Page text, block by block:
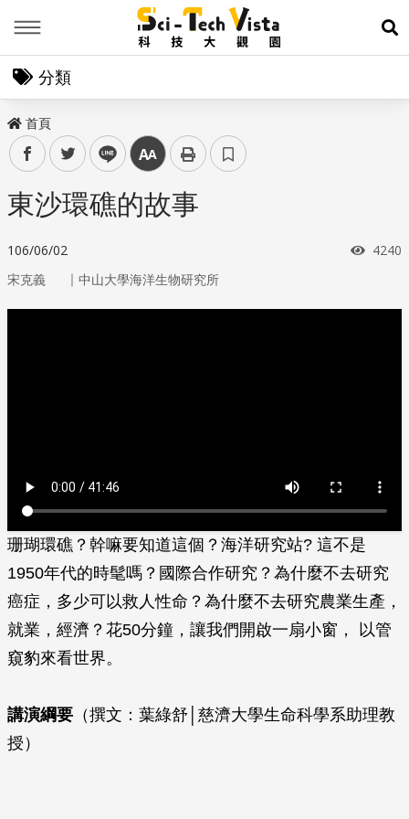
展
分類
首頁
facebooktwitter line 中
東沙環礁的故事
106/06/02 瀏覽
4240
宋克義 ｜ 中山大學海洋生物研究所
珊瑚環礁？幹嘛要知道這個？海洋研究站? 這不是
1950年代的時髦嗎？國際合作研究？為什麼不去研究
癌症，多少可以救人性命？為什麼不去研究農業生產，
就業，經濟？花50分鐘，讓我們開啟一扇小窗， 以管
窺豹來看世界。
講演綱要 （撰文：葉綠舒│慈濟大學生命科學系助理教
授）